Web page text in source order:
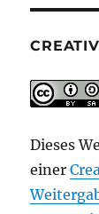
Dieses
einer